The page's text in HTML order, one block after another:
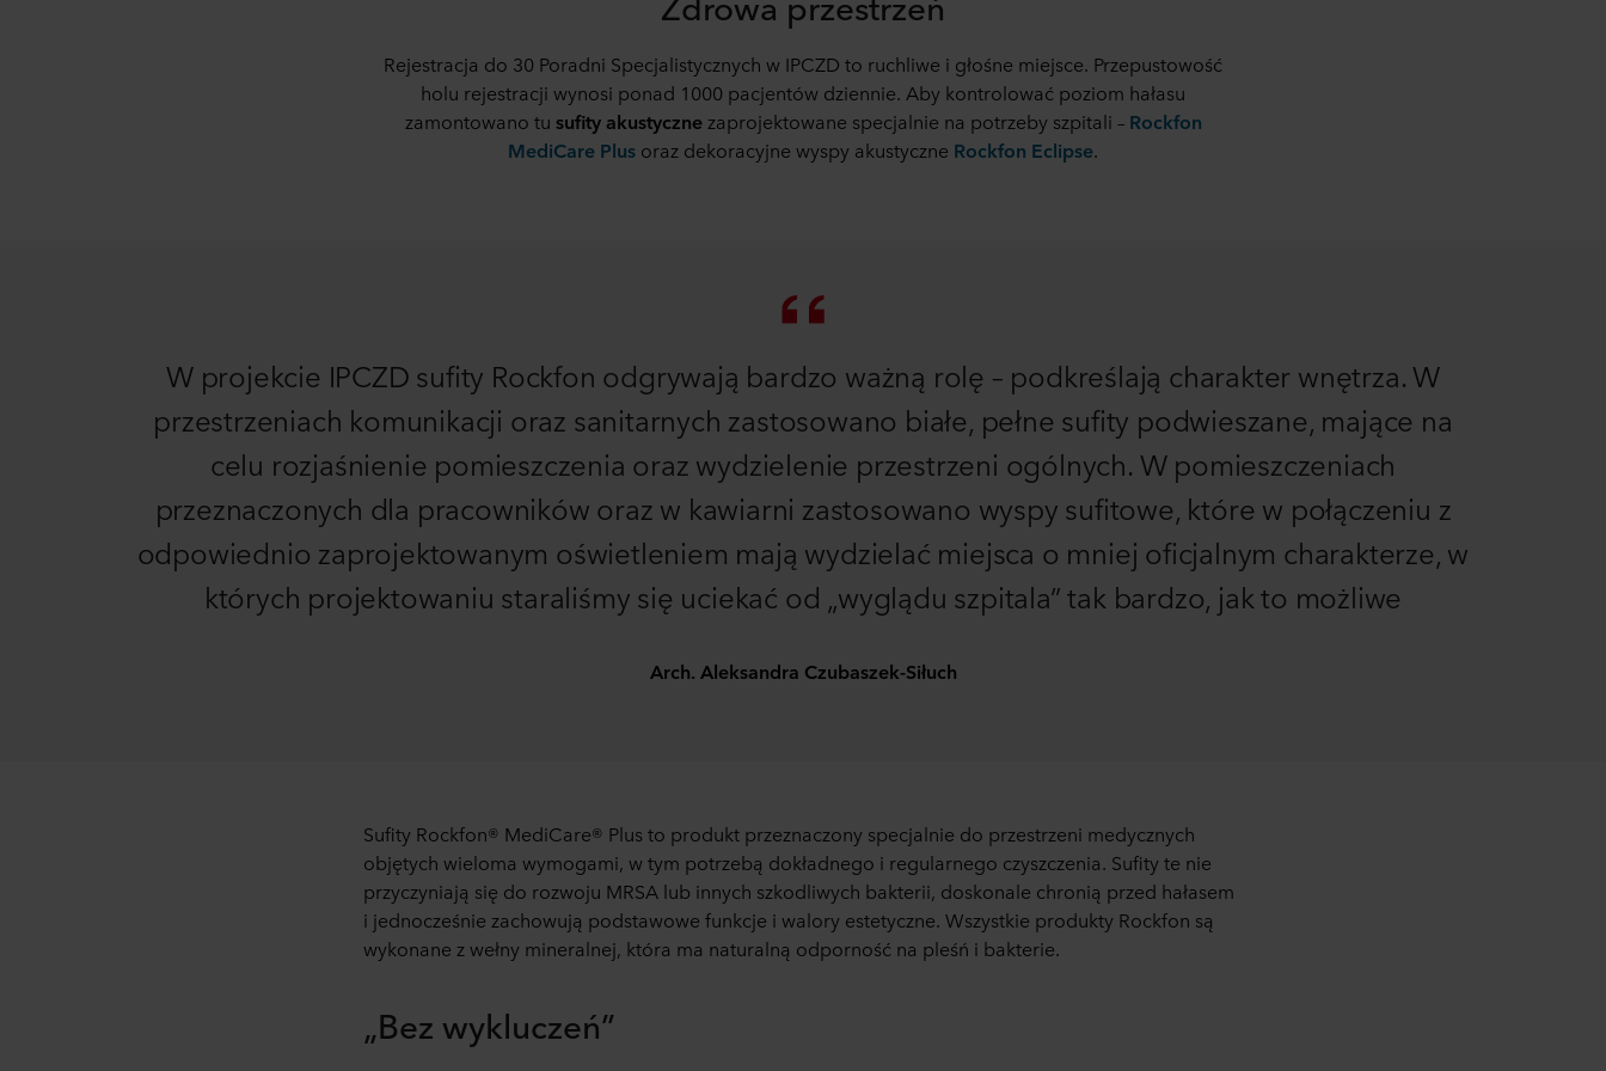
spółka ROCKWOOL jest administratorem Twoim danych osobowych.
Rejestracja do 30 Poradni Specjalistycznych w IPCZD to ruchliwe i głośne miejsce. Przepustowość
holu rejestracji wynosi ponad 1000 pacjentów dziennie. Aby kontrolować poziom hałasu
zamontowano tu sufity akustycznezaprojektowane specjalnie na potrzeby szpitali – Rockfon
MediCare Plus oraz dekoracyjne wyspy akustyczne Rockfon Eclipse.
W projekcie IPCZD sufity Rockfon odgrywają bardzo ważną rolę – podkreślają charakter wnętrza. W
przestrzeniach komunikacji oraz sanitarnych zastosowano białe, pełne sufity podwieszane, mające na
celu rozjaśnienie pomieszczenia oraz wydzielenie przestrzeni ogólnych. W pomieszczeniach
przeznaczonych dla pracowników oraz w kawiarni zastosowano wyspy sufitowe, które w połączeniu z
odpowiednio zaprojektowanym oświetleniem mają wydzielać miejsca o mniej oficjalnym charakterze, w
których projektowaniu staraliśmy się uciekać od „wyglądu szpitala” tak bardzo, jak to możliwe
Arch. Aleksandra Czubaszek-Siłuch
Sufity Rockfon® MediCare® Plus to produkt przeznaczony specjalnie do przestrzeni medycznych
objętych wieloma wymogami, w tym potrzebą dokładnego i regularnego czyszczenia. Sufity te nie
przyczyniają się do rozwoju MRSA lub innych szkodliwych bakterii, doskonale chronią przed hałasem
i jednocześnie zachowują podstawowe funkcje i walory estetyczne. Wszystkie produkty Rockfon są
wykonane z wełny mineralnej, która ma naturalną odporność na pleśń i bakterie.
„Bez wykluczeń”